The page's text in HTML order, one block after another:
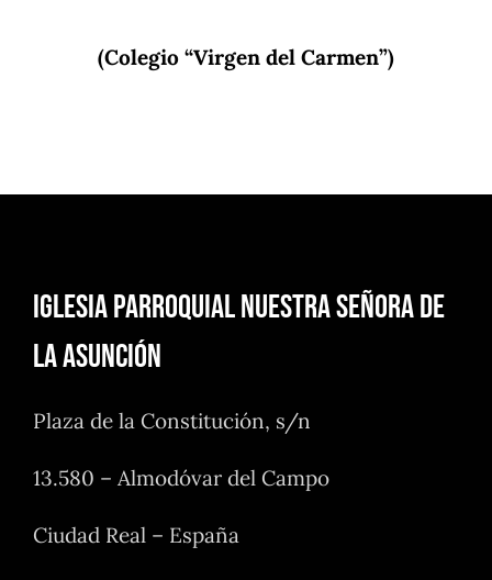
(Colegio “Virgen del Carmen”)
Iglesia Parroquial Nuestra Señora de
la Asunción
Plaza de la Constitución, s/n
13.580 – Almodóvar del Campo
Ciudad Real – España